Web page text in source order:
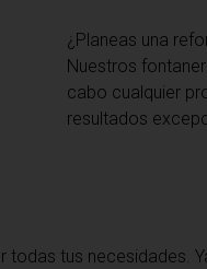
¿Planeas una
Nuestros
cabo cualquier
resultados
todas tus necesidades.